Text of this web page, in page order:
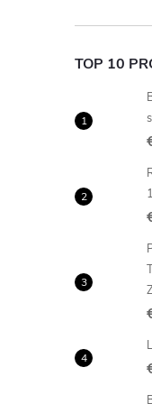
TOP 10